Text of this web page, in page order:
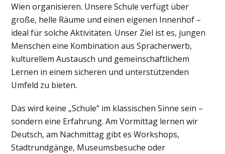
Wien organisieren. Unsere Schule verfügt über
große, helle Räume und einen eigenen Innenhof –
ideal für solche Aktivitäten. Unser Ziel ist es, jungen
Menschen eine Kombination aus Spracherwerb,
kulturellem Austausch und gemeinschaftlichem
Lernen in einem sicheren und unterstützenden
Umfeld zu bieten.
Das wird keine „Schule“ im klassischen Sinne sein –
sondern eine Erfahrung. Am Vormittag lernen wir
Deutsch, am Nachmittag gibt es Workshops,
Stadtrundgänge, Museumsbesuche oder